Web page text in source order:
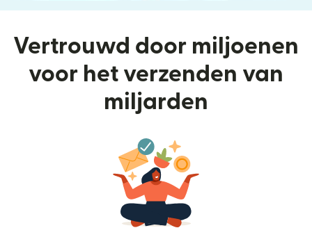
Vertrouwd door miljoenen
voor het verzenden van
miljarden